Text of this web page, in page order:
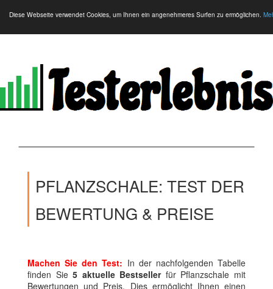
Diese Webseite verwendet Cookies, um Ihnen ein angenehmeres Surfen zu ermöglichen.
PFLANZSCHALE: TEST DER
BEWERTUNG & PREISE
Machen Sie den Test: In der nachfolgenden Tabelle
finden Sie5 aktuelle Bestsellerfür Pflanzschale mit
Bewertungen und Preis. Dies ermöglicht Ihnen einen